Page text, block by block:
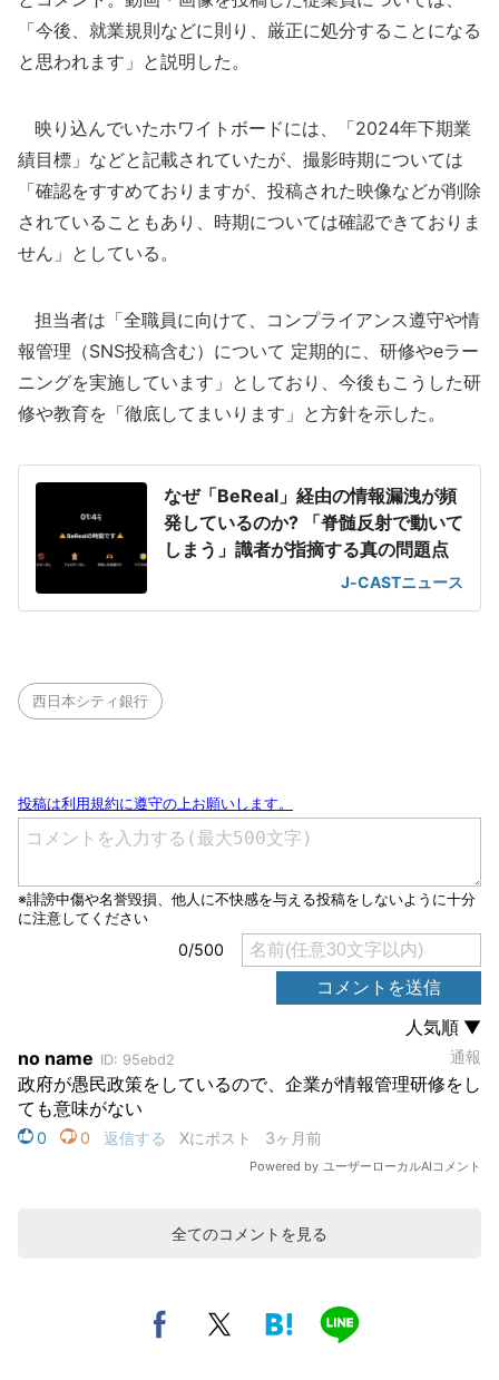
「今後、就業規則などに則り、厳正に処分することになる
と思われます」と説明した。
映り込んでいたホワイトボードには、「2024年下期業
績目標」などと記載されていたが、撮影時期については
「確認をすすめておりますが、投稿された映像などが削除
されていることもあり、時期については確認できておりま
せん」としている。
担当者は「全職員に向けて、コンプライアンス遵守や情
報管理（SNS投稿含む）について 定期的に、研修やeラー
ニングを実施しています」としており、今後もこうした研
修や教育を「徹底してまいります」と方針を示した。
なぜ「BeReal」経由の情報漏洩が頻
発しているのか? 「脊髄反射で動いて
しまう」識者が指摘する真の問題点
J-CASTニュース
西日本シティ銀行
全てのコメントを見る